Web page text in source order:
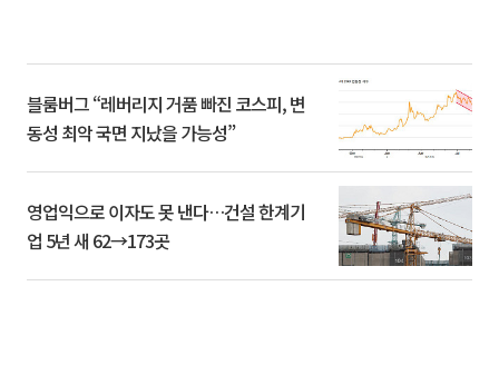
블룸버그 “레버리지 거품 빠진 코스피, 변
동성 최악 국면 지났을 가능성”
영업익으로 이자도 못 낸다…건설 한계기
업 5년 새 62→173곳